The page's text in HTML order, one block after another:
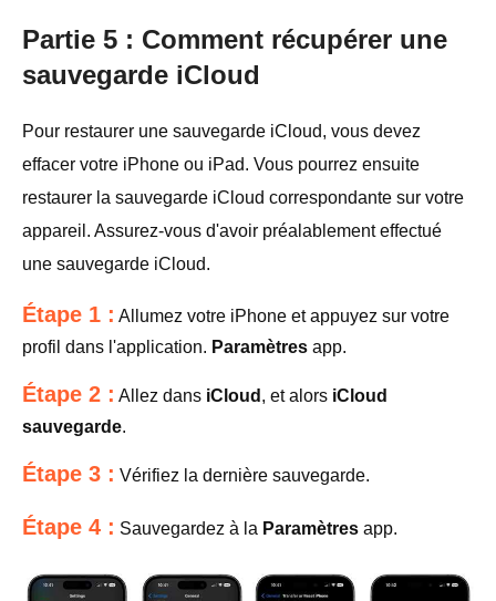
Partie 5 : Comment récupérer une
sauvegarde iCloud
Pour restaurer une sauvegarde iCloud, vous devez
effacer votre iPhone ou iPad. Vous pourrez ensuite
restaurer la sauvegarde iCloud correspondante sur votre
appareil. Assurez-vous d'avoir préalablement effectué
une sauvegarde iCloud.
Étape 1 : Allumez votre iPhone et appuyez sur votre
profil dans l'application. Paramètres app.
Étape 2 : Allez dans iCloud , et alors iCloud
sauvegarde.
Étape 3 : Vérifiez la dernière sauvegarde.
Étape 4 : Sauvegardez à la Paramètres app.